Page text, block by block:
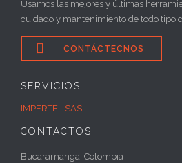
Usamos las mejores y últimas
cuidado y mantenimiento de todo tipo
 CONTÁCTECNOS
SERVICIOS
IMPERTEL SAS
CONTACTOS
Bucaramanga, Colombia